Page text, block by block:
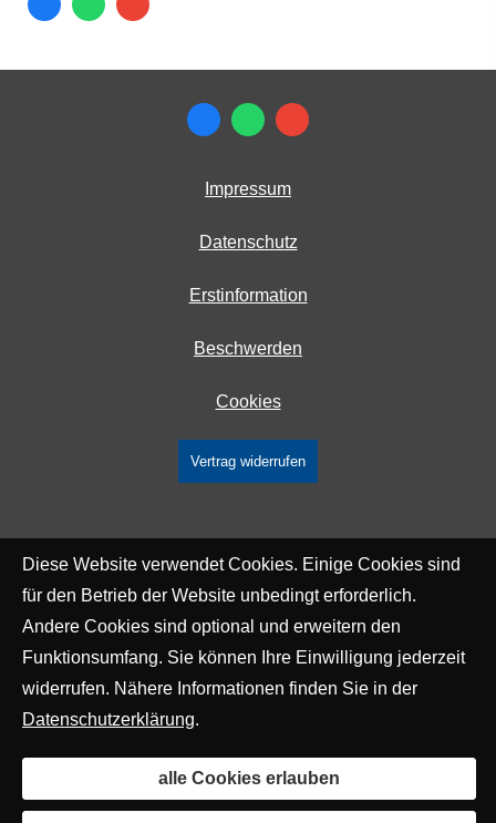
Impressum
Datenschutz
Erstinformation
Beschwerden
Cookies
Vertrag widerrufen
Diese Website verwendet Cookies. Einige Cookies sind
für den Betrieb der Website unbedingt erforderlich.
Andere Cookies sind optional und erweitern den
Funktionsumfang. Sie können Ihre Einwilligung jederzeit
widerrufen. Nähere Informationen finden Sie in der
Datenschutzerklärung.
alle Cookies erlauben